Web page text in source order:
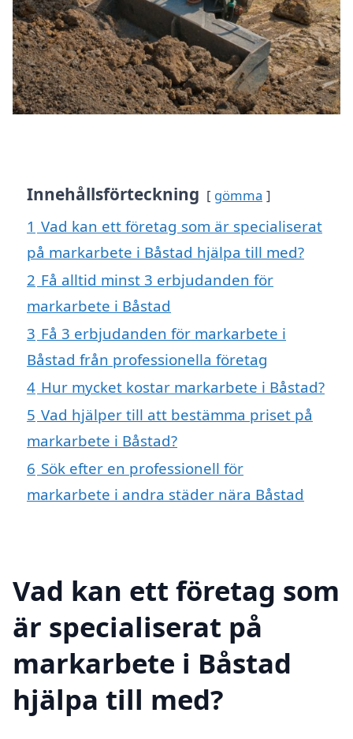
Innehållsförteckning gömma
1 Vad kan ett företag som är specialiserat
på markarbete i Båstad hjälpa till med?
2 Få alltid minst 3 erbjudanden för
markarbete i Båstad
3 Få 3 erbjudanden för markarbete i
Båstad från professionella företag
4 Hur mycket kostar markarbete i Båstad?
5 Vad hjälper till att bestämma priset på
markarbete i Båstad?
6 Sök efter en professionell för
markarbete i andra städer nära Båstad
Vad kan ett företag som
är specialiserat på
markarbete i Båstad
hjälpa till med?